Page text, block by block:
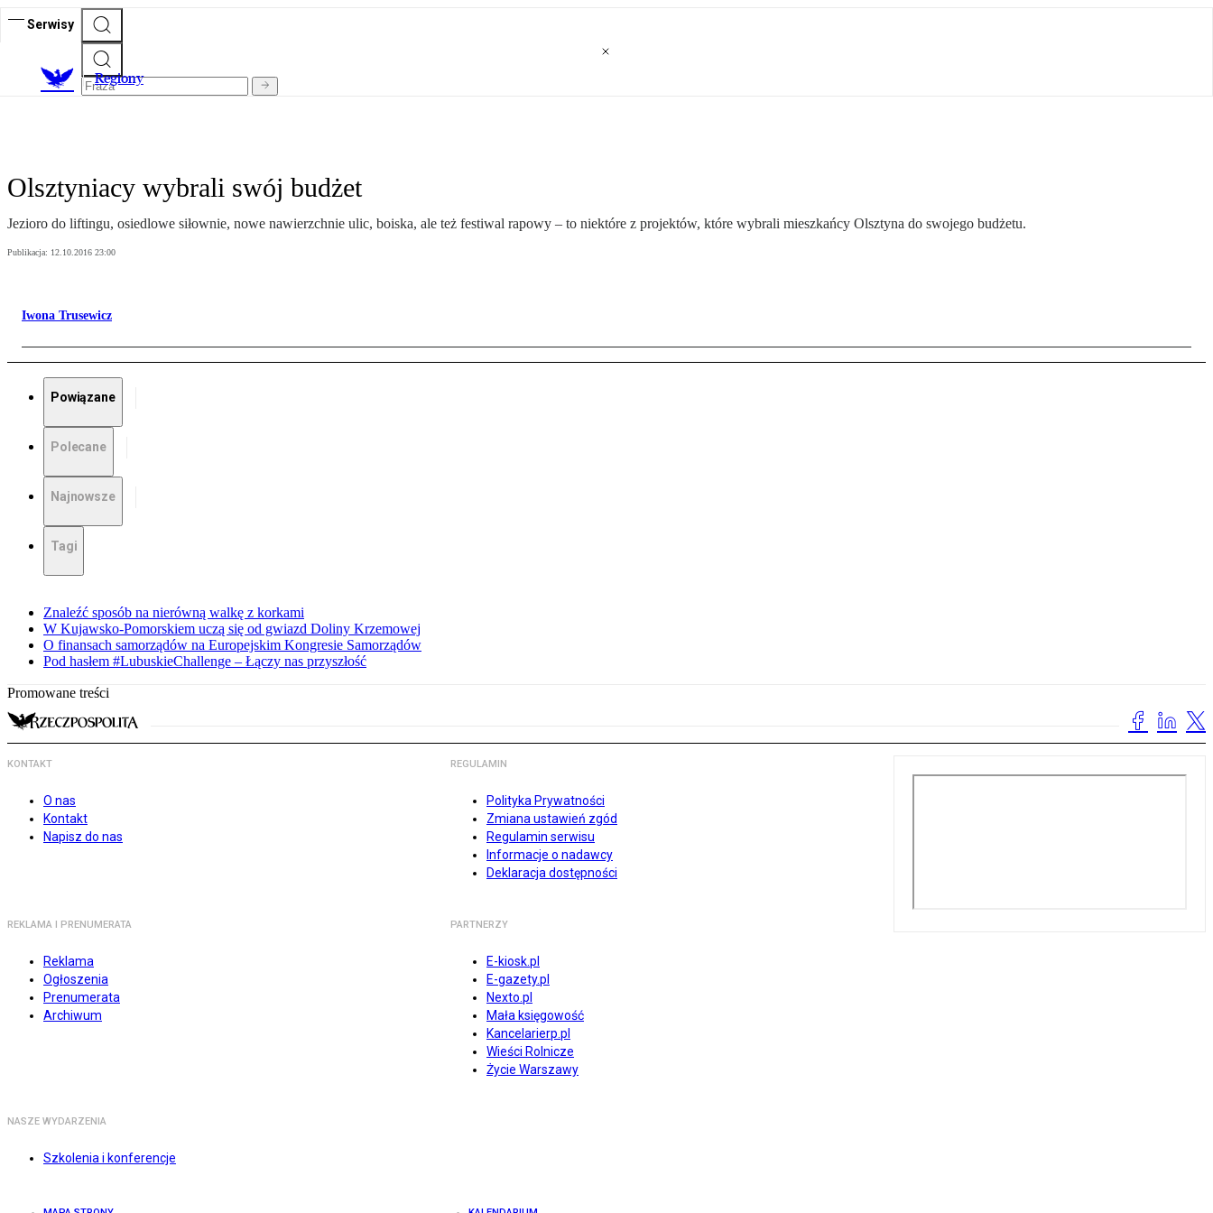
Serwisy
Regiony
Olsztyniacy wybrali swój budżet
Jezioro do liftingu, osiedlowe siłownie, nowe nawierzchnie ulic, boiska, ale też festiwal rapowy – to niektóre z projektów, które wybrali mieszkańcy Olsztyna do swojego budżetu.
Publikacja: 12.10.2016 23:00
Iwona Trusewicz
Powiązane
Polecane
Najnowsze
Tagi
Znaleźć sposób na nierówną walkę z korkami
W Kujawsko-Pomorskiem uczą się od gwiazd Doliny Krzemowej
O finansach samorządów na Europejskim Kongresie Samorządów
Pod hasłem #LubuskieChallenge – Łączy nas przyszłość
Promowane treści
KONTAKT
O nas
Kontakt
Napisz do nas
REGULAMIN
Polityka Prywatności
Zmiana ustawień zgód
Regulamin serwisu
Informacje o nadawcy
Deklaracja dostępności
REKLAMA I PRENUMERATA
Reklama
Ogłoszenia
Prenumerata
Archiwum
PARTNERZY
E-kiosk.pl
E-gazety.pl
Nexto.pl
Mała księgowość
Kancelarierp.pl
Wieści Rolnicze
Życie Warszawy
NASZE WYDARZENIA
Szkolenia i konferencje